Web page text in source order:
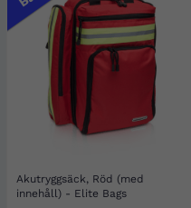
Akutryggsäck, Röd (med
innehåll) - Elite Bags